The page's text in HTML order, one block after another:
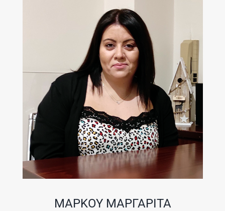
ΜΑΡΚΟΥ ΜΑΡΓΑΡΙΤΑ